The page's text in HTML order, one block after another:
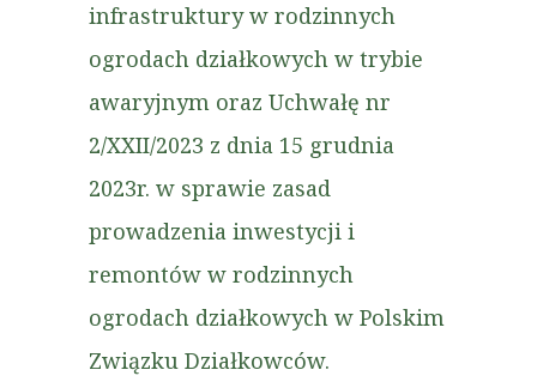
infrastruktury w rodzinnych
ogrodach działkowych w trybie
awaryjnym oraz Uchwałę nr
2/XXII/2023 z dnia 15 grudnia
2023r. w sprawie zasad
prowadzenia inwestycji i
remontów w rodzinnych
ogrodach działkowych w Polskim
Związku Działkowców.